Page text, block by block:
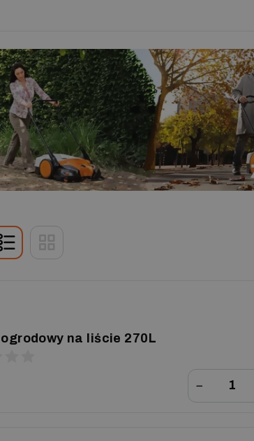
na liście 270L
−